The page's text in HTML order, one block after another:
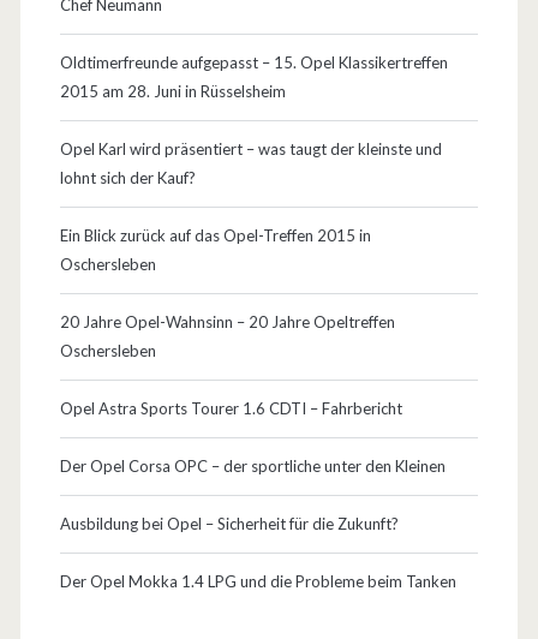
Chef Neumann
Oldtimerfreunde aufgepasst – 15. Opel Klassikertreffen
2015 am 28. Juni in Rüsselsheim
Opel Karl wird präsentiert – was taugt der kleinste und
lohnt sich der Kauf?
Ein Blick zurück auf das Opel-Treffen 2015 in
Oschersleben
20 Jahre Opel-Wahnsinn – 20 Jahre Opeltreffen
Oschersleben
Opel Astra Sports Tourer 1.6 CDTI – Fahrbericht
Der Opel Corsa OPC – der sportliche unter den Kleinen
Ausbildung bei Opel – Sicherheit für die Zukunft?
Der Opel Mokka 1.4 LPG und die Probleme beim Tanken